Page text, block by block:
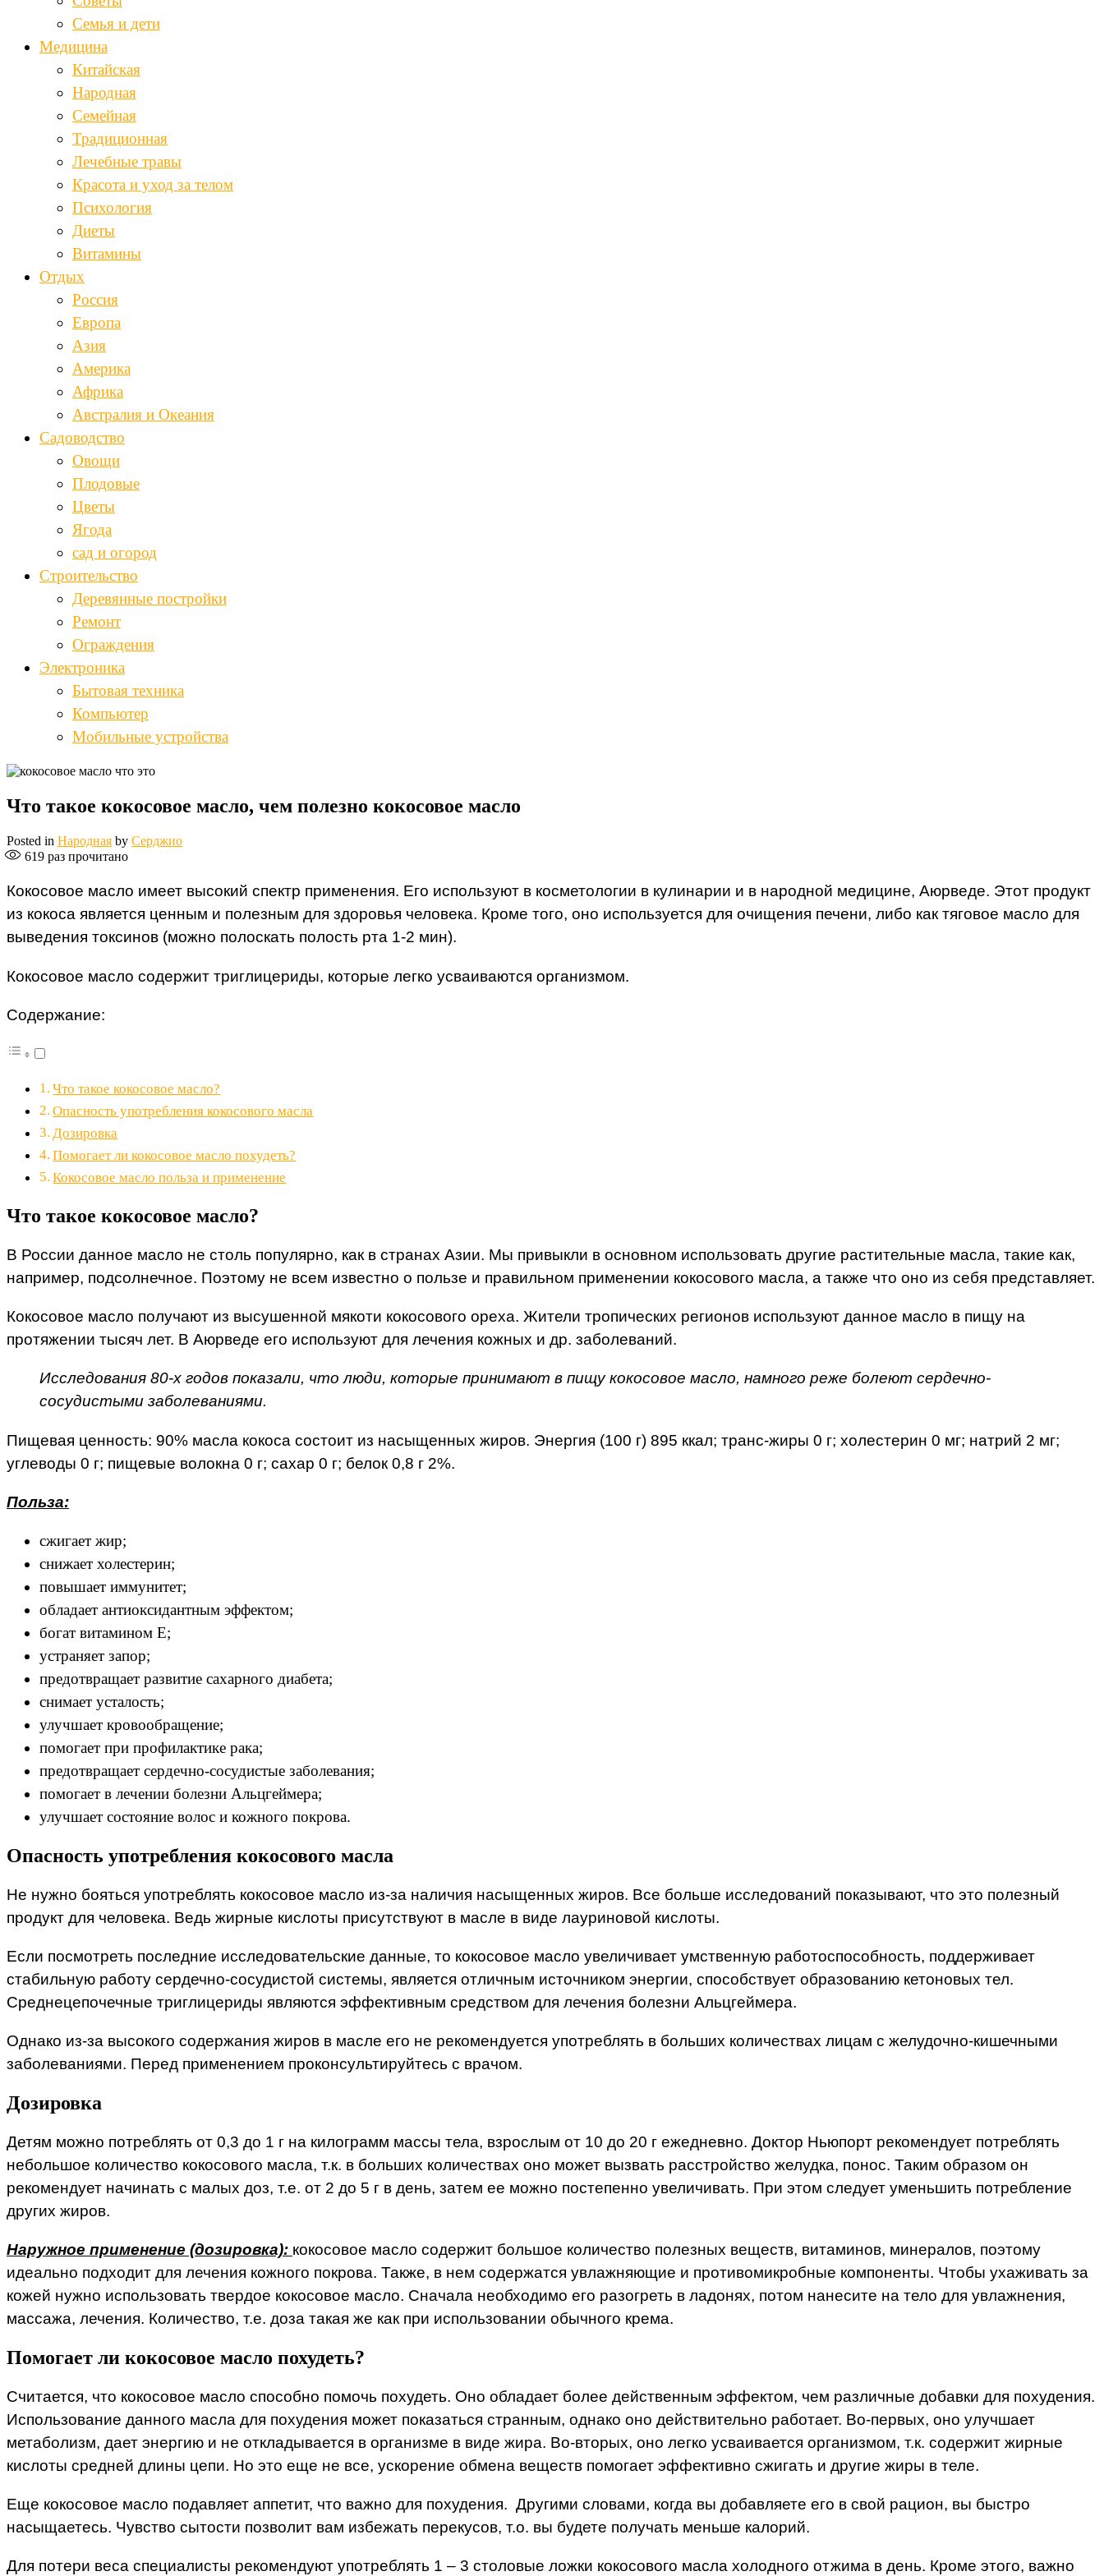
Семья и дети
Медицина
Китайская
Народная
Семейная
Традиционная
Лечебные травы
Красота и уход за телом
Психология
Диеты
Витамины
Отдых
Россия
Европа
Азия
Америка
Африка
Австралия и Океания
Садоводство
Овощи
Плодовые
Цветы
Ягода
сад и огород
Строительство
Деревянные постройки
Ремонт
Ограждения
Электроника
Бытовая техника
Компьютер
Мобильные устройства
Что такое кокосовое масло, чем полезно кокосовое масло
Posted in Народная by Серджио
619 раз прочитано
Кокосовое масло имеет высокий спектр применения. Его используют в косметологии в кулинарии и в народной медицине, Аюрведе. Этот продукт
из кокоса является ценным и полезным для здоровья человека. Кроме того, оно используется для очищения печени, либо как тяговое масло для
выведения токсинов (можно полоскать полость рта 1-2 мин).
Кокосовое масло содержит триглицериды, которые легко усваиваются организмом.
Содержание:
Что такое кокосовое масло?
Опасность употребления кокосового масла
Дозировка
Помогает ли кокосовое масло похудеть?
Кокосовое масло польза и применение
Что такое кокосовое масло?
В России данное масло не столь популярно, как в странах Азии. Мы привыкли в основном использовать другие растительные масла, такие как,
например, подсолнечное. Поэтому не всем известно о пользе и правильном применении кокосового масла, а также что оно из себя представляет.
Кокосовое масло получают из высушенной мякоти кокосового ореха. Жители тропических регионов используют данное масло в пищу на
протяжении тысяч лет. В Аюрведе его используют для лечения кожных и др. заболеваний.
Исследования 80-х годов показали, что люди, которые принимают в пищу кокосовое масло, намного реже болеют сердечно-
сосудистыми заболеваниями.
Пищевая ценность: 90% масла кокоса состоит из насыщенных жиров. Энергия (100 г) 895 ккал; транс-жиры 0 г; холестерин 0 мг; натрий 2 мг;
углеводы 0 г; пищевые волокна 0 г; сахар 0 г; белок 0,8 г 2%.
Польза:
сжигает жир;
снижает холестерин;
повышает иммунитет;
обладает антиоксидантным эффектом;
богат витамином Е;
устраняет запор;
предотвращает развитие сахарного диабета;
снимает усталость;
улучшает кровообращение;
помогает при профилактике рака;
предотвращает сердечно-сосудистые заболевания;
помогает в лечении болезни Альцгеймера;
улучшает состояние волос и кожного покрова.
Опасность употребления кокосового масла
Не нужно бояться употреблять кокосовое масло из-за наличия насыщенных жиров. Все больше исследований показывают, что это полезный
продукт для человека. Ведь жирные кислоты присутствуют в масле в виде лауриновой кислоты.
Если посмотреть последние исследовательские данные, то кокосовое масло увеличивает умственную работоспособность, поддерживает
стабильную работу сердечно-сосудистой системы, является отличным источником энергии, способствует образованию кетоновых тел.
Среднецепочечные триглицериды являются эффективным средством для лечения болезни Альцгеймера.
Однако из-за высокого содержания жиров в масле его не рекомендуется употреблять в больших количествах лицам с желудочно-кишечными
заболеваниями. Перед применением проконсультируйтесь с врачом.
Дозировка
Детям можно потреблять от 0,3 до 1 г на килограмм массы тела, взрослым от 10 до 20 г ежедневно. Доктор Ньюпорт рекомендует потреблять
небольшое количество кокосового масла, т.к. в больших количествах оно может вызвать расстройство желудка, понос. Таким образом он
рекомендует начинать с малых доз, т.е. от 2 до 5 г в день, затем ее можно постепенно увеличивать. При этом следует уменьшить потребление
других жиров.
Наружное применение (дозировка): кокосовое масло содержит большое количество полезных веществ, витаминов, минералов, поэтому
идеально подходит для лечения кожного покрова. Также, в нем содержатся увлажняющие и противомикробные компоненты. Чтобы ухаживать за
кожей нужно использовать твердое кокосовое масло. Сначала необходимо его разогреть в ладонях, потом нанесите на тело для увлажнения,
массажа, лечения. Количество, т.е. доза такая же как при использовании обычного крема.
Помогает ли кокосовое масло похудеть?
Считается, что кокосовое масло способно помочь похудеть. Оно обладает более действенным эффектом, чем различные добавки для похудения.
Использование данного масла для похудения может показаться странным, однако оно действительно работает. Во-первых, оно улучшает
метаболизм, дает энергию и не откладывается в организме в виде жира. Во-вторых, оно легко усваивается организмом, т.к. содержит жирные
кислоты средней длины цепи. Но это еще не все, ускорение обмена веществ помогает эффективно сжигать и другие жиры в теле.
Еще кокосовое масло подавляет аппетит, что важно для похудения. Другими словами, когда вы добавляете его в свой рацион, вы быстро
насыщаетесь. Чувство сытости позволит вам избежать перекусов, т.о. вы будете получать меньше калорий.
Для потери веса специалисты рекомендуют употреблять 1 – 3 столовые ложки кокосового масла холодного отжима в день. Кроме этого, важно